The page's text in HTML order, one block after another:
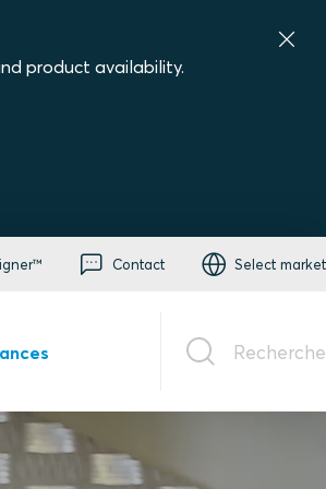
product availability.
Contact Select market
Recherche